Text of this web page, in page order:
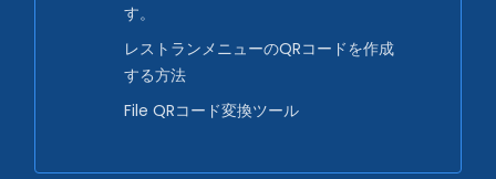
す。
レストランメニューのQRコードを作成
する方法
File QRコード変換ツール